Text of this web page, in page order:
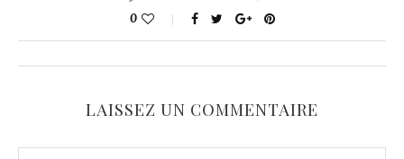
0
LAISSEZ UN COMMENTAIRE